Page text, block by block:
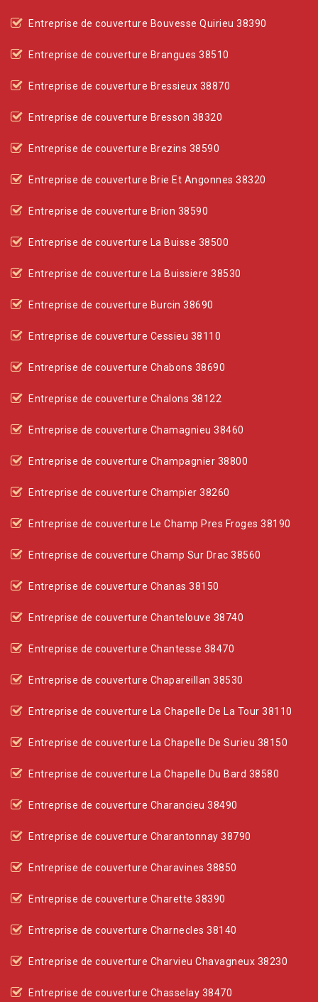
Entreprise de couverture Bouvesse Quirieu 38390
Entreprise de couverture Brangues 38510
Entreprise de couverture Bressieux 38870
Entreprise de couverture Bresson 38320
Entreprise de couverture Brezins 38590
Entreprise de couverture Brie Et Angonnes 38320
Entreprise de couverture Brion 38590
Entreprise de couverture La Buisse 38500
Entreprise de couverture La Buissiere 38530
Entreprise de couverture Burcin 38690
Entreprise de couverture Cessieu 38110
Entreprise de couverture Chabons 38690
Entreprise de couverture Chalons 38122
Entreprise de couverture Chamagnieu 38460
Entreprise de couverture Champagnier 38800
Entreprise de couverture Champier 38260
Entreprise de couverture Le Champ Pres Froges 38190
Entreprise de couverture Champ Sur Drac 38560
Entreprise de couverture Chanas 38150
Entreprise de couverture Chantelouve 38740
Entreprise de couverture Chantesse 38470
Entreprise de couverture Chapareillan 38530
Entreprise de couverture La Chapelle De La Tour 38110
Entreprise de couverture La Chapelle De Surieu 38150
Entreprise de couverture La Chapelle Du Bard 38580
Entreprise de couverture Charancieu 38490
Entreprise de couverture Charantonnay 38790
Entreprise de couverture Charavines 38850
Entreprise de couverture Charette 38390
Entreprise de couverture Charnecles 38140
Entreprise de couverture Charvieu Chavagneux 38230
Entreprise de couverture Chasselay 38470